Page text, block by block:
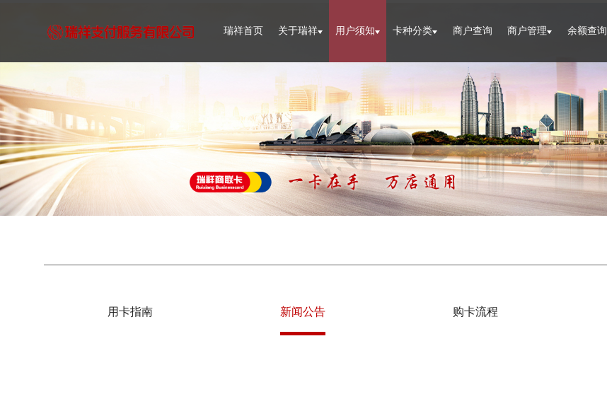
瑞祥首页 关于瑞祥 用户须知 卡种分类 商户查询 商户管理 余额查询
用卡指南 新闻公告 购卡流程